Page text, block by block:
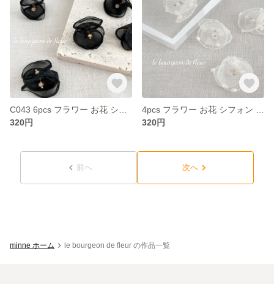
320円
320円
前へ 次へ
minne ホーム le bourgeon de fleur の作品一覧